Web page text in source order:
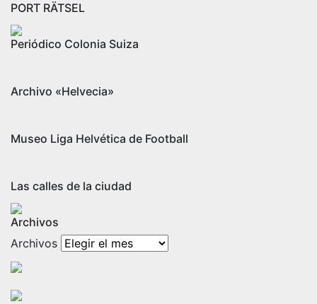
PORT RÄTSEL
Periódico Colonia Suiza
Archivo «Helvecia»
Museo Liga Helvética de Football
Las calles de la ciudad
Archivos
Archivos